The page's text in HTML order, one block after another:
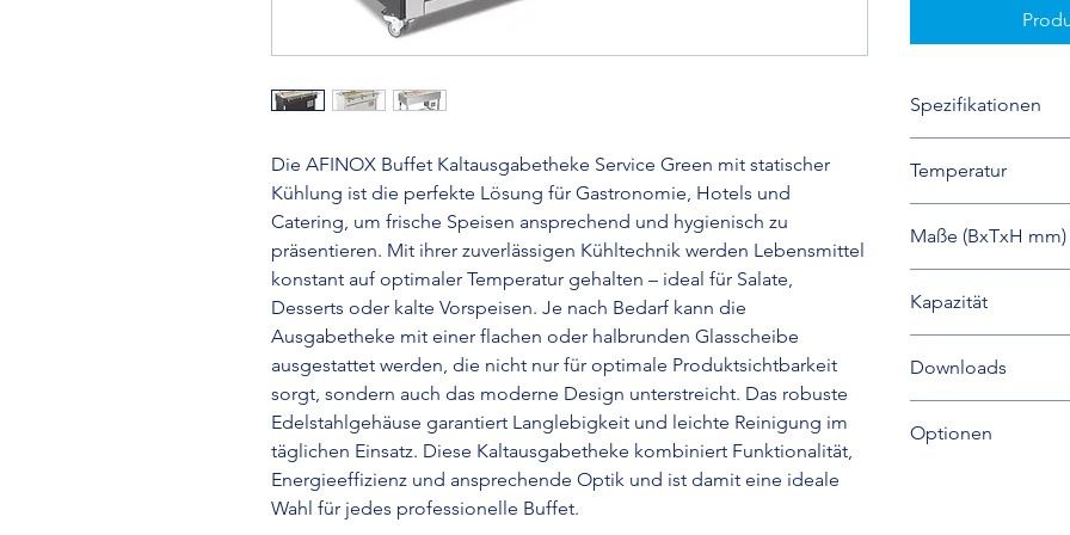
Die AFINOX Buffet Kaltausgabetheke Service Green mit statischer
Kühlung ist die perfekte Lösung für Gastronomie, Hotels und
Catering, um frische Speisen ansprechend und hygienisch zu
präsentieren. Mit ihrer zuverlässigen Kühltechnik werden Lebensmittel
konstant auf optimaler Temperatur gehalten – ideal für Salate,
Desserts oder kalte Vorspeisen. Je nach Bedarf kann die
Ausgabetheke mit einer flachen oder halbrunden Glasscheibe
ausgestattet werden, die nicht nur für optimale Produktsichtbarkeit
sorgt, sondern auch das moderne Design unterstreicht. Das robuste
Edelstahlgehäuse garantiert Langlebigkeit und leichte Reinigung im
täglichen Einsatz. Diese Kaltausgabetheke kombiniert Funktionalität,
Energieeffizienz und ansprechende Optik und ist damit eine ideale
Wahl für jedes professionelle Buffet.
Spezifikationen
Glasaufsatz und
Kundenseite
GN 1/1 (H=200m)
Innen Edelstahl
statische Kühlung
abgerundete
4 Rollen mit
Kältemittel R290
Temperatur
Maße (BxTxH mm)
Kapazität
Downloads
Benutzerhandbuch
Optionen